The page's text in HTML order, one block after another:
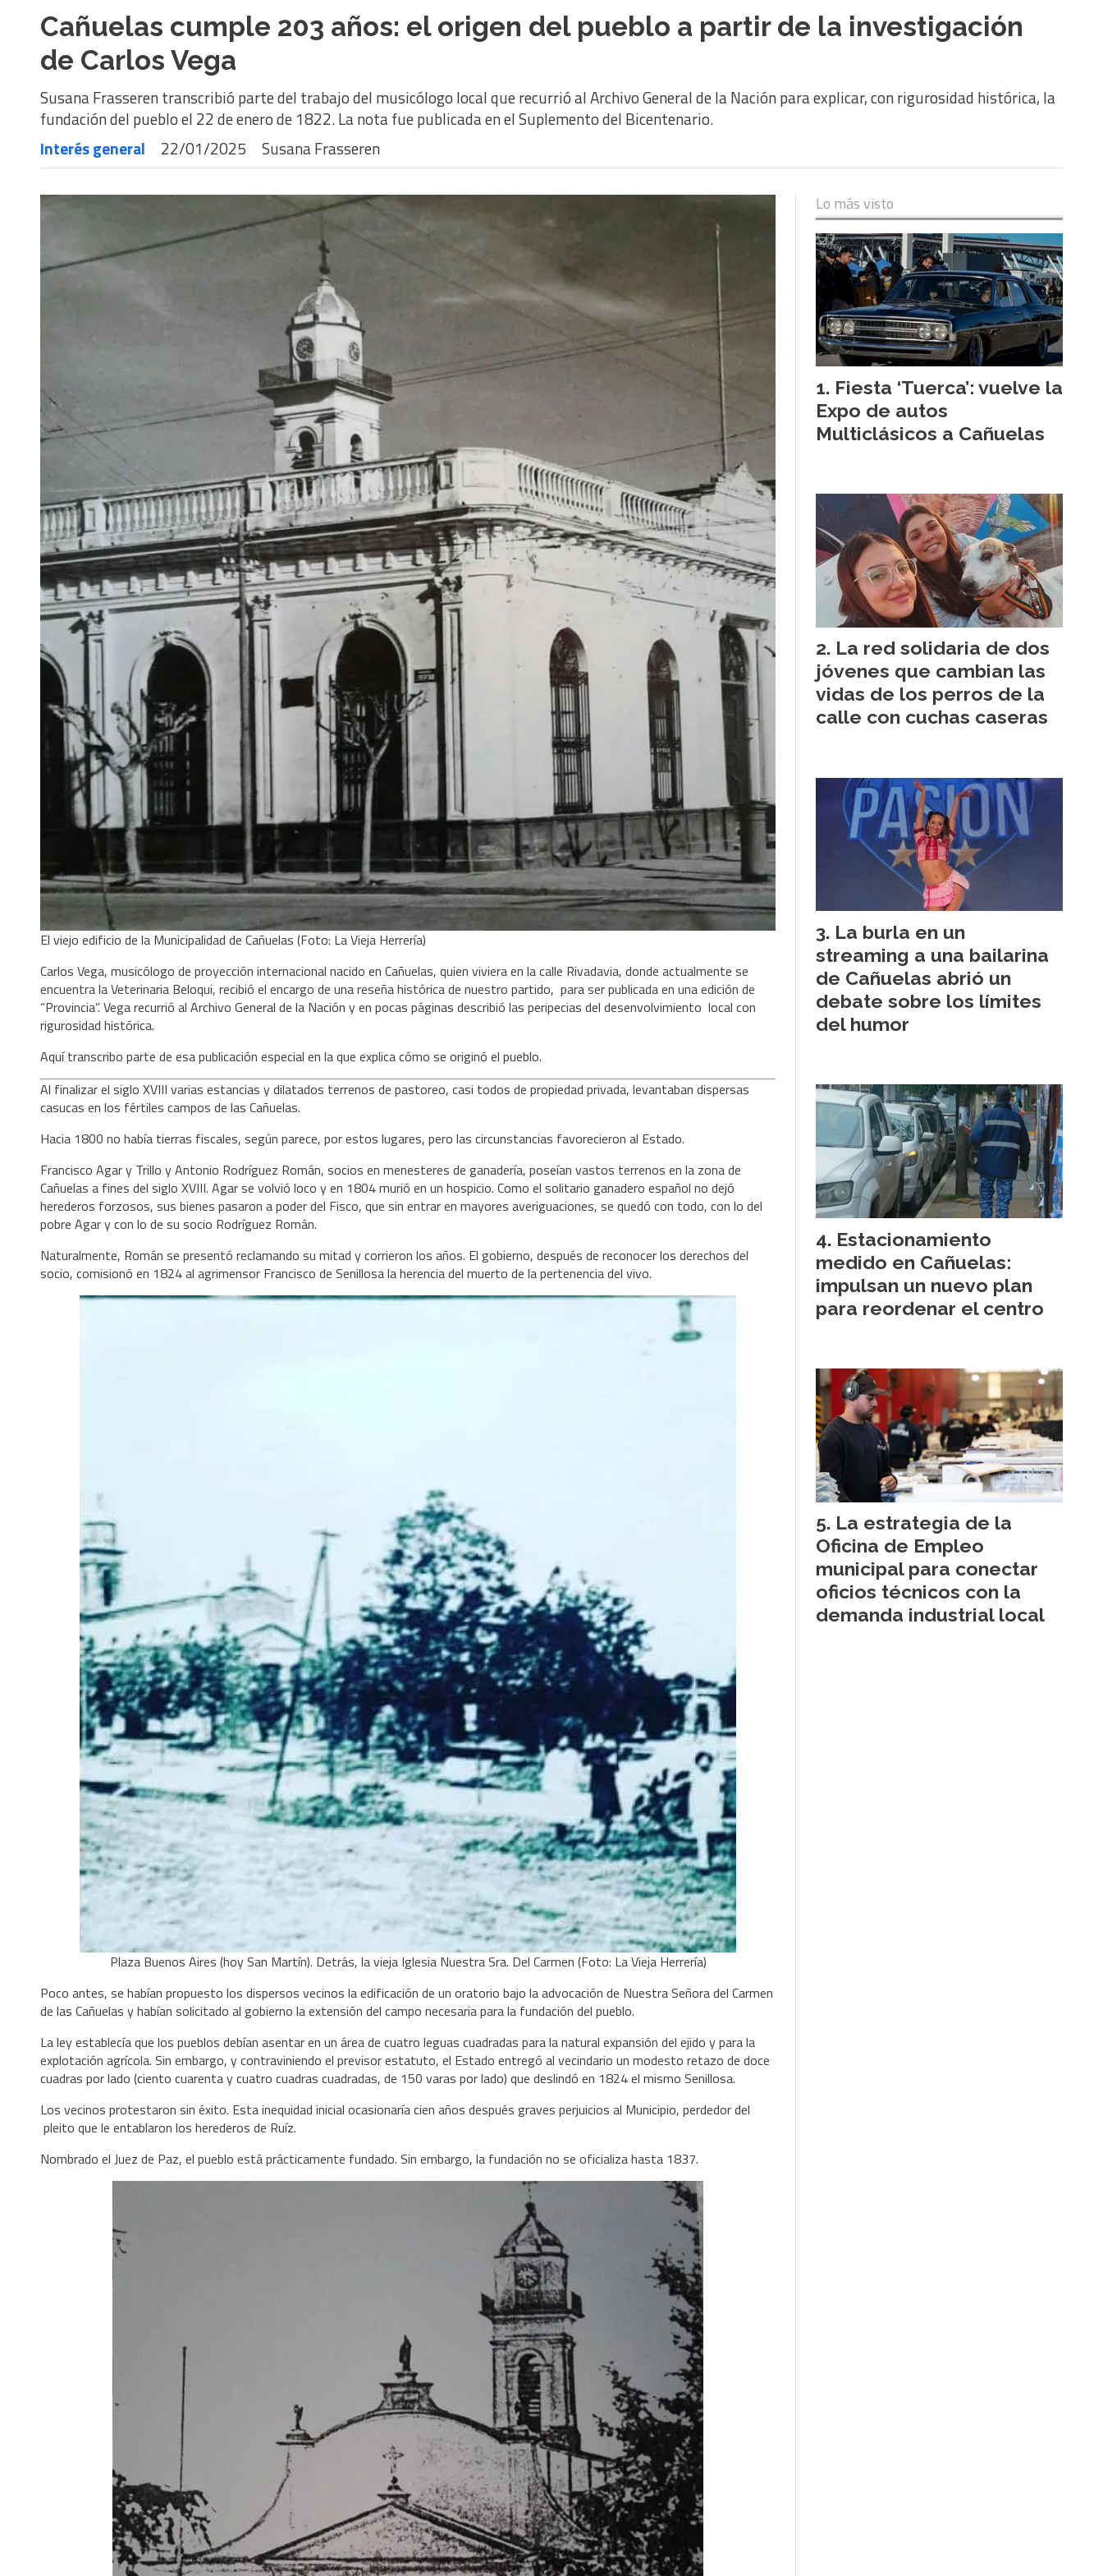
Cañuelas cumple 203 años: el origen del pueblo a partir de la investigación
de Carlos Vega
Susana Frasseren transcribió parte del trabajo del musicólogo local que recurrió al Archivo General de la Nación para explicar, con rigurosidad histórica, la
fundación del pueblo el 22 de enero de 1822. La nota fue publicada en el Suplemento del Bicentenario.
Interés general
22/01/2025 Susana Frasseren
El viejo edificio de la Municipalidad de Cañuelas (Foto: La Vieja Herrería)
Carlos Vega, musicólogo de proyección internacional nacido en Cañuelas, quien viviera en la calle Rivadavia, donde actualmente se
encuentra la Veterinaria Beloqui, recibió el encargo de una reseña histórica de nuestro partido, para ser publicada en una edición de
“Provincia”. Vega recurrió al Archivo General de la Nación y en pocas páginas describió las peripecias del desenvolvimiento local con
rigurosidad histórica.
Aquí transcribo parte de esa publicación especial en la que explica cómo se originó el pueblo.
Al finalizar el siglo XVIII varias estancias y dilatados terrenos de pastoreo, casi todos de propiedad privada, levantaban dispersas
casucas en los fértiles campos de las Cañuelas.
Hacia 1800 no había tierras fiscales, según parece, por estos lugares, pero las circunstancias favorecieron al Estado.
Francisco Agar y Trillo y Antonio Rodríguez Román, socios en menesteres de ganadería, poseían vastos terrenos en la zona de
Cañuelas a fines del siglo XVIII. Agar se volvió loco y en 1804 murió en un hospicio. Como el solitario ganadero español no dejó
herederos forzosos, sus bienes pasaron a poder del Fisco, que sin entrar en mayores averiguaciones, se quedó con todo, con lo del
pobre Agar y con lo de su socio Rodríguez Román.
Naturalmente, Román se presentó reclamando su mitad y corrieron los años. El gobierno, después de reconocer los derechos del
socio, comisionó en 1824 al agrimensor Francisco de Senillosa la herencia del muerto de la pertenencia del vivo.
Plaza Buenos Aires (hoy San Martín). Detrás, la vieja Iglesia Nuestra Sra. Del Carmen (Foto: La Vieja Herrería)
Poco antes, se habían propuesto los dispersos vecinos la edificación de un oratorio bajo la advocación de Nuestra Señora del Carmen
de las Cañuelas y habían solicitado al gobierno la extensión del campo necesaria para la fundación del pueblo.
La ley establecía que los pueblos debían asentar en un área de cuatro leguas cuadradas para la natural expansión del ejido y para la
explotación agrícola. Sin embargo, y contraviniendo el previsor estatuto, el Estado entregó al vecindario un modesto retazo de doce
cuadras por lado (ciento cuarenta y cuatro cuadras cuadradas, de 150 varas por lado) que deslindó en 1824 el mismo Senillosa.
Los vecinos protestaron sin éxito. Esta inequidad inicial ocasionaría cien años después graves perjuicios al Municipio, perdedor del
pleito que le entablaron los herederos de Ruíz.
Nombrado el Juez de Paz, el pueblo está prácticamente fundado. Sin embargo, la fundación no se oficializa hasta 1837.
Lo más visto
Fiesta ‘Tuerca’: vuelve la
Expo de autos
Multiclásicos a Cañuelas
La red solidaria de dos
jóvenes que cambian las
vidas de los perros de la
calle con cuchas caseras
La burla en un
streaming a una bailarina
de Cañuelas abrió un
debate sobre los límites
del humor
Estacionamiento
medido en Cañuelas:
impulsan un nuevo plan
para reordenar el centro
La estrategia de la
Oficina de Empleo
municipal para conectar
oficios técnicos con la
demanda industrial local